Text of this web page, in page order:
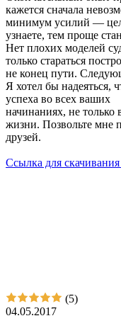
кажется сначала
минимум усилий —
узнаете, тем проще
Нет плохих моделей
только стараться
не конец пути.
Я хотел бы надеяться,
успеха во всех ваших
начинаниях, не только
жизни. Позвольте мне
друзей.
Ссылка для
(5)
04.05.2017